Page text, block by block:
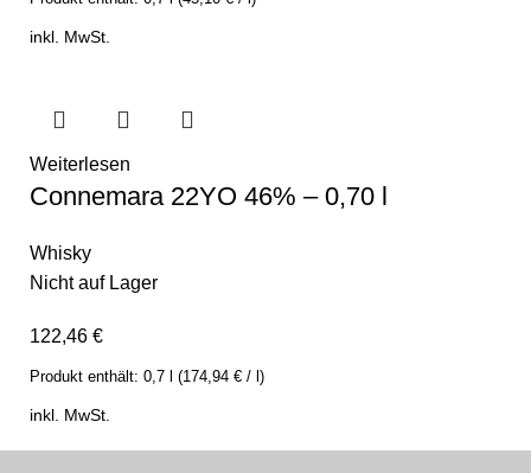
inkl. MwSt.
Weiterlesen
Connemara 22YO 46% – 0,70 l
Whisky
Nicht auf Lager
122,46 €
Produkt enthält: 0,7 l (174,94 € / l)
inkl. MwSt.